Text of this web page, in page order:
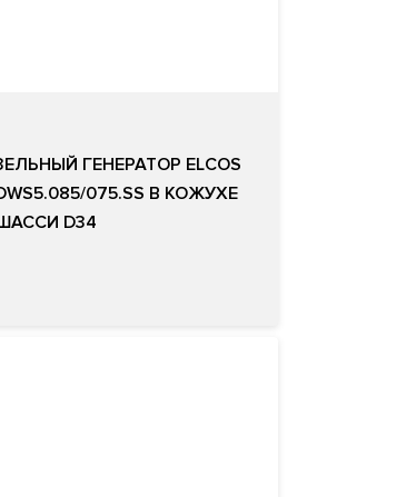
ГЕНЕРАТОР ELCOS
075.SS В КОЖУХЕ
D34